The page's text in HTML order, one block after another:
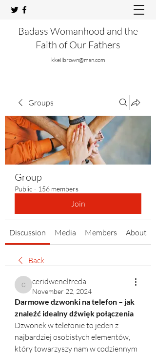
Badass Womanhood and the
Faith of Our Fathers
kkeilbrown@msn.com
Groups
Group
Public · 156 members
Join
Discussion Media Members About
Back
ceridwenelfreda
ceridwenelfreda
November 22, 2024
Darmowe dzwonki na telefon – jak
znaleźć idealny dźwięk połączenia
Dzwonek w telefonie to jeden z
najbardziej osobistych elementów,
który towarzyszy nam w codziennym